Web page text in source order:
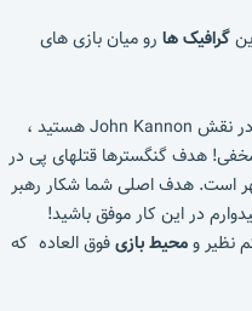
گرافیک ها رو میان بازی های
گنگسترها می خواهند که شما بمیرید! شما در نقش John Kannon هستید ،
هدف گنگسترها قتلهای پی در
است. هدف اصلی شما شکار رهبر
در این کار موفق باشید!
نظیر ومحیط بازیفوق العاده که